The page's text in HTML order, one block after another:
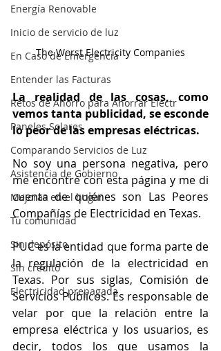
Energía Renovable
Inicio de servicio de luz
En Caso de Emergencia
Entender las Facturas
Retos de Ahorro para Ahorrar Electr
Paneles Solares
Comparando Servicios de Luz
Asistencia de Gobierno
Mejoras en el hogar
Tu comunidad
Sin depósito
Sin crédito
Electricidad prepagada
The Worst Electricity Companies
La realidad de las cosas, como
vemos tanta publicidad, se esconde
lo peor de las empresas eléctricas.
No soy una persona negativa, pero
me encontré con esta página y me di
cuenta de quiénes son Las Peores
Compañías de Electricidad en Texas.
PUC es la entidad que forma parte de
la regulación de la electricidad en
Texas. Por sus siglas, Comisión de
Servicios Públicos. Es responsable de
velar por que la relación entre la
empresa eléctrica y los usuarios, es
decir, todos los que usamos la